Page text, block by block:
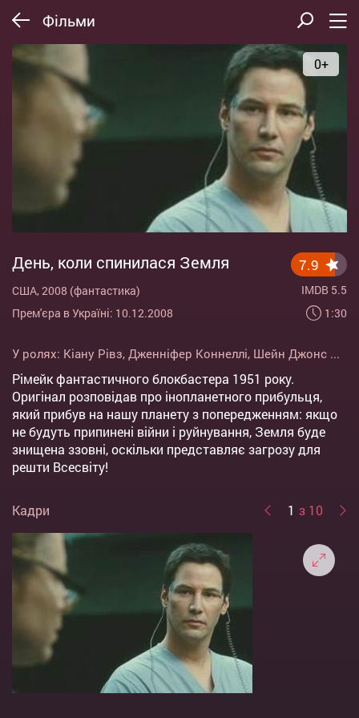
Фільми
0+
День, коли спинилася Земля
США, 2008 (фантастика)
Прем'єра в Україні: 10.12.2008
7.9
IMDB 5.5
1:30
У ролях: Кіану Рівз, Дженніфер Коннеллі, Шейн Джонс ...
Рімейк фантастичного блокбастера 1951 року.
Оригінал розповідав про інопланетного прибульця,
який прибув на нашу планету з попередженням: якщо
не будуть припинені війни і руйнування, Земля буде
знищена ззовні, оскільки представляє загрозу для
решти Всесвіту!
Кадри 1 з 10